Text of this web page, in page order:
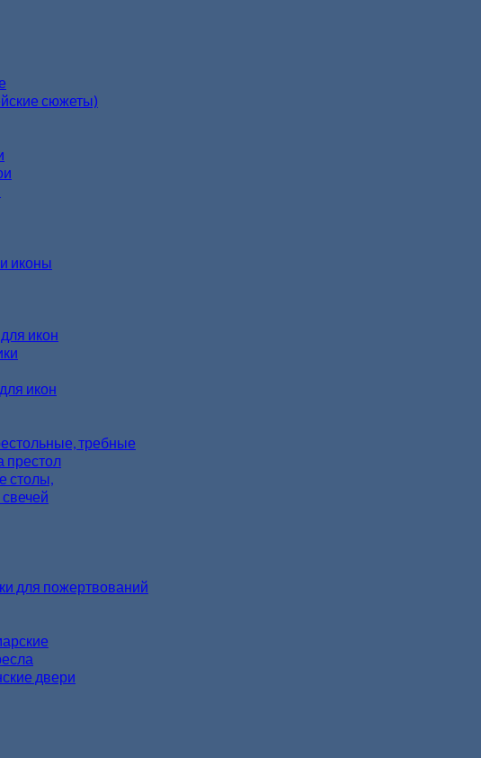
сюжеты)
иконы
икон
икон
требные
престол
столы,
для пожертвований
двери